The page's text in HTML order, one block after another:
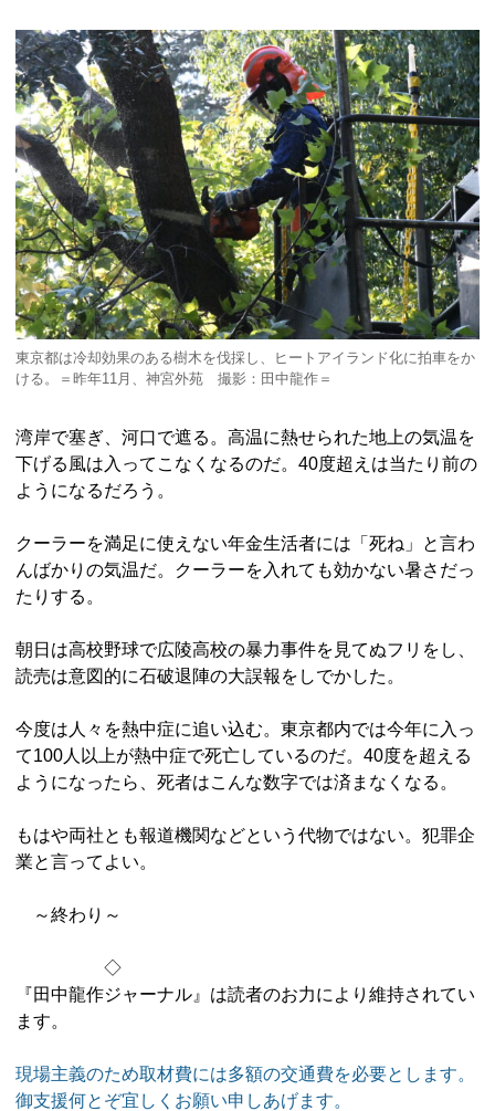
東京都は冷却効果のある樹木を伐採し、ヒートアイランド化に拍車をか
ける。＝昨年11月、神宮外苑 撮影：田中龍作＝
湾岸で塞ぎ、河口で遮る。高温に熱せられた地上の気温を
下げる風は入ってこなくなるのだ。40度超えは当たり前の
ようになるだろう。
クーラーを満足に使えない年金生活者には「死ね」と言わ
んばかりの気温だ。クーラーを入れても効かない暑さだっ
たりする。
朝日は高校野球で広陵高校の暴力事件を見てぬフリをし、
読売は意図的に石破退陣の大誤報をしでかした。
今度は人々を熱中症に追い込む。東京都内では今年に入っ
て100人以上が熱中症で死亡しているのだ。40度を超える
ようになったら、死者はこんな数字では済まなくなる。
もはや両社とも報道機関などという代物ではない。犯罪企
業と言ってよい。
～終わり～
◇
『田中龍作ジャーナル』は読者のお力により維持されてい
ます。
現場主義のため取材費には多額の交通費を必要とします。
御支援何とぞ宜しくお願い申しあげます。